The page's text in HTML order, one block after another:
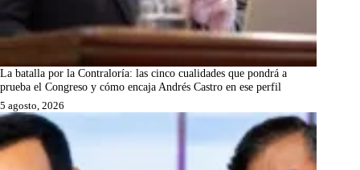
La batalla por la Contraloría: las cinco cualidades que pondrá a
prueba el Congreso y cómo encaja Andrés Castro en ese perfil
5 agosto, 2026